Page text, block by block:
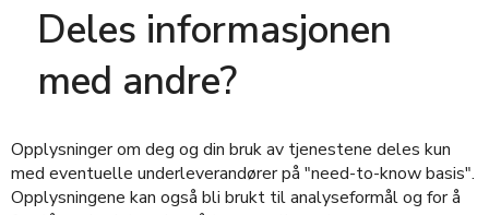
Deles informasjonen
med andre?
Opplysninger om deg og din bruk av tjenestene deles kun
med eventuelle underleverandører på "need-to-know basis".
Opplysningene kan også bli brukt til analyseformål og for å